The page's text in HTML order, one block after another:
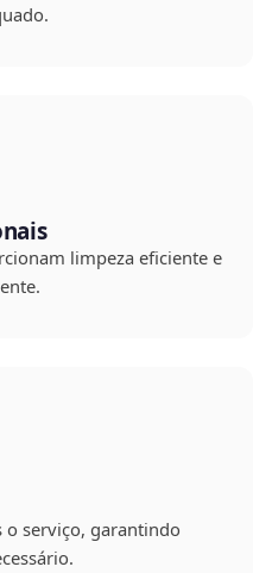
limpeza eficiente e
serviço, garantindo